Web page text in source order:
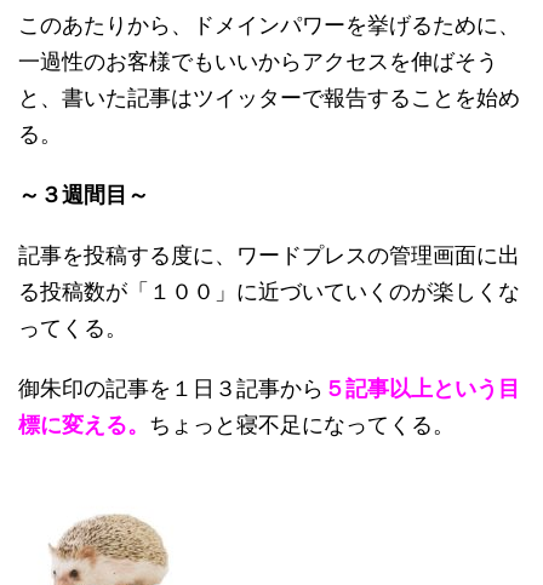
このあたりから、ドメインパワーを挙げるために、
一過性のお客様でもいいからアクセスを伸ばそう
と、書いた記事はツイッターで報告することを始め
る。
～ ３週間目～
記事を投稿する度に、ワードプレスの管理画面に出
る投稿数が「１００」に近づいていくのが楽しくな
ってくる。
御朱印の記事を１日３記事から ５記事以上という目
標に変える。 ちょっと寝不足になってくる。